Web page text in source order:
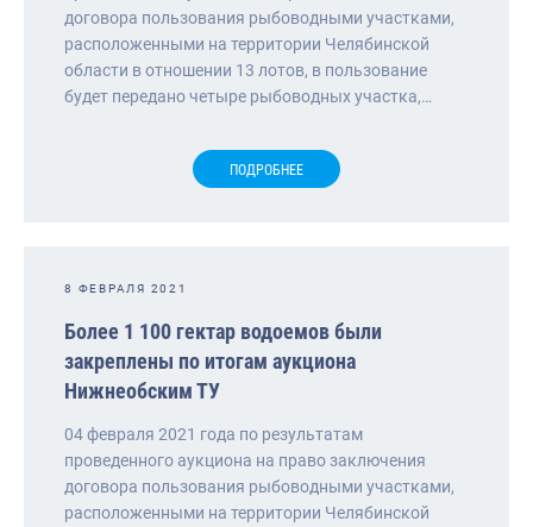
договора пользования рыбоводными участками,
расположенными на территории Челябинской
области в отношении 13 лотов, в пользование
будет передано четыре рыбоводных участка,…
ПОДРОБНЕЕ
8 ФЕВРАЛЯ 2021
Более 1 100 гектар водоемов были
закреплены по итогам аукциона
Нижнеобским ТУ
04 февраля 2021 года по результатам
проведенного аукциона на право заключения
договора пользования рыбоводными участками,
расположенными на территории Челябинской